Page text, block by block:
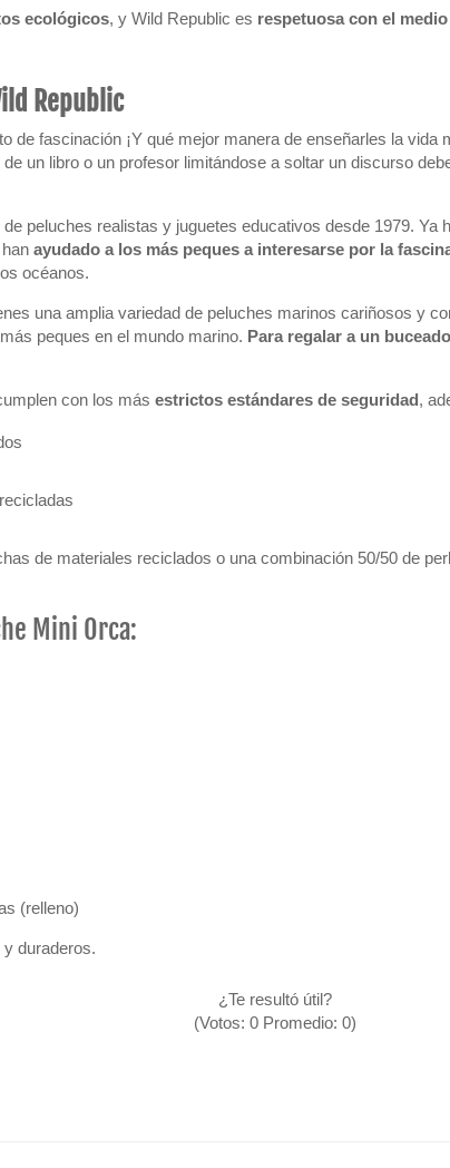
ecológicos, y Wild Republic es respetuosa con el
Republic
de fascinación ¡Y qué mejor manera de enseñarles la
un libro o un profesor limitándose a soltar un discurso
peluches realistas y juguetes educativos desde 1979.
hanayudado a los más peques a interesarse por la
océanos.
una amplia variedad de peluches marinos cariñosos y
peques en el mundo marino. Para regalar a un
con los másestrictos estándares de seguridad,
de materiales reciclados o una combinación 50/50 de
Mini Orca:
(relleno)
duraderos.
¿Te resultó útil?
(Votos: 0 Promedio: 0)